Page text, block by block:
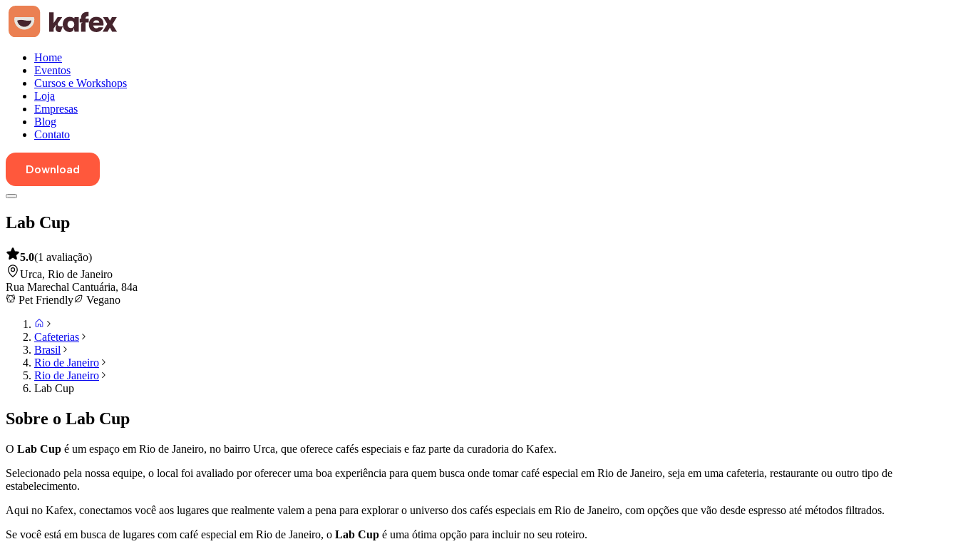
Home
Eventos
Cursos e Workshops
Loja
Empresas
Blog
Contato
Download
Lab Cup
5.0(1 avaliação)
Urca, Rio de Janeiro
Rua Marechal Cantuária, 84a
Pet Friendly
Vegano
Cafeterias
Brasil
Rio de Janeiro
Rio de Janeiro
Lab Cup
Sobre o Lab Cup
O Lab Cup é um espaço em Rio de Janeiro, no bairro Urca, que oferece cafés especiais e faz parte da curadoria do Kafex.
Selecionado pela nossa equipe, o local foi avaliado por oferecer uma boa experiência para quem busca onde tomar café especial em Rio de Janeiro, seja em uma cafeteria, restaurante ou outro tipo de
estabelecimento.
Aqui no Kafex, conectamos você aos lugares que realmente valem a pena para explorar o universo dos cafés especiais em Rio de Janeiro, com opções que vão desde espresso até métodos filtrados.
Se você está em busca de lugares com café especial em Rio de Janeiro, o Lab Cup é uma ótima opção para incluir no seu roteiro.